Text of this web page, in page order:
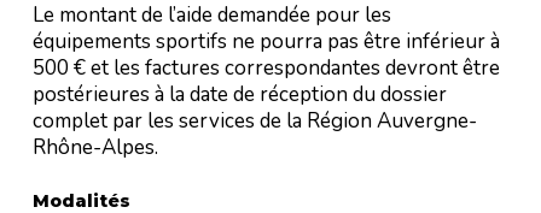
Le montant de l’aide demandée pour les
équipements sportifs ne pourra pas être inférieur à
500 € et les factures correspondantes devront être
postérieures à la date de réception du dossier
complet par les services de la Région Auvergne-
Rhône-Alpes.
Modalités